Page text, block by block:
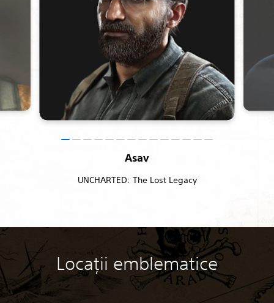
Asav
UNCHARTED: The Lost Legacy
Locații emblematice